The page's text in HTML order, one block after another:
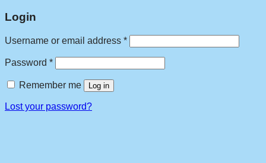
Login
Username or email address *Required
Password *Required
Remember me Log in
Lost your password?